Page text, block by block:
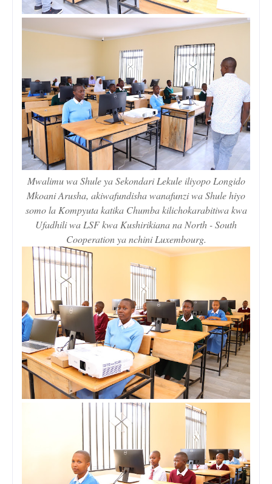
Mwalimu wa Shule ya Sekondari Lekule iliyopo Longido
Mkoani Arusha, akiwafundisha wanafunzi wa Shule hiyo
somo la Kompyuta katika Chumba kilichokarabitiwa kwa
Ufadhili wa LSF kwa Kushirikiana na North - South
Cooperation ya nchini Luxembourg.